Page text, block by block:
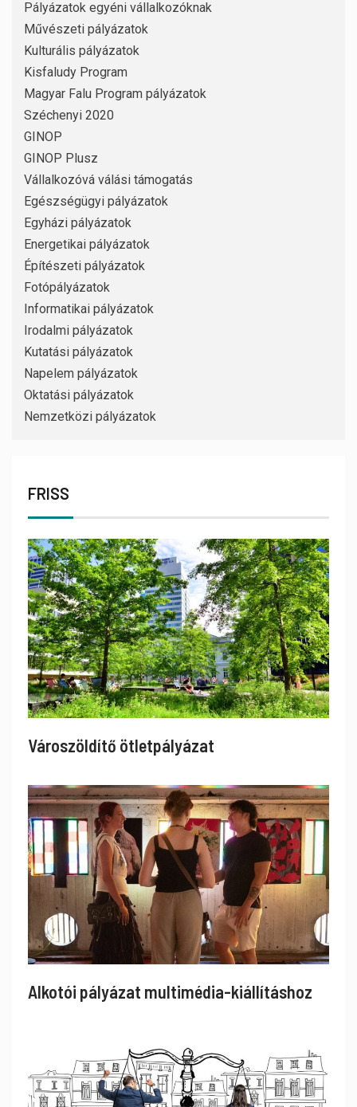
Pályázatok egyéni vállalkozóknak
Művészeti pályázatok
Kulturális pályázatok
Kisfaludy Program
Magyar Falu Program pályázatok
Széchenyi 2020
GINOP
GINOP Plusz
Vállalkozóvá válási támogatás
Egészségügyi pályázatok
Egyházi pályázatok
Energetikai pályázatok
Építészeti pályázatok
Fotópályázatok
Informatikai pályázatok
Irodalmi pályázatok
Kutatási pályázatok
Napelem pályázatok
Oktatási pályázatok
Nemzetközi pályázatok
FRISS
Városzöldítő ötletpályázat
Alkotói pályázat multimédia-kiállításhoz